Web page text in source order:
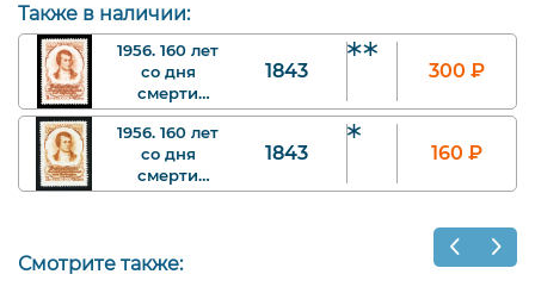
Также в наличии:
1956. 160 лет
со дня
смерти
Роберта
Бернса. 40 к.
Арт.
ssr1843_1_tvv.
1843 300 ₽
1956. 160 лет
со дня
смерти
Роберта
1843 160 ₽
Смотрите также: